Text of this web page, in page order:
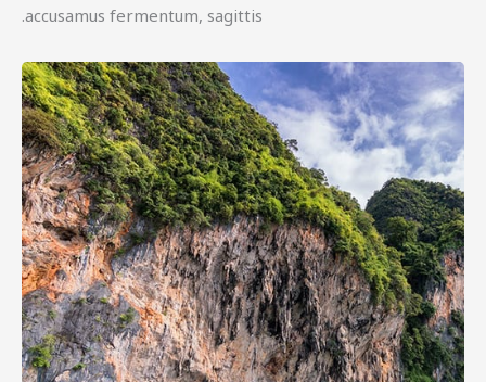
accusamus fermentum, sagittis.